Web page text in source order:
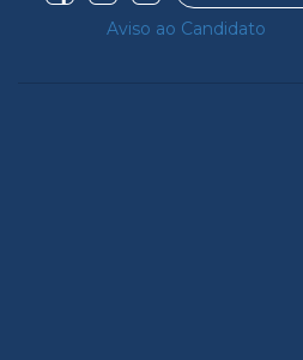
Aviso ao Candidato